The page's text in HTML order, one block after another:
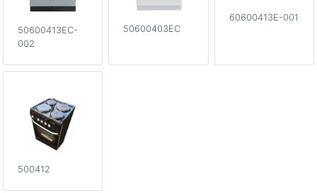
50600413EC-
002
50600403EC
60600413E-001
500412